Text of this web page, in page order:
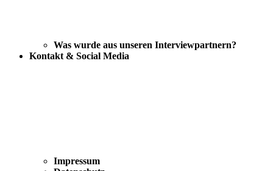
Was wurde aus unseren Interviewpartnern?
Kontakt & Social Media
Impressum